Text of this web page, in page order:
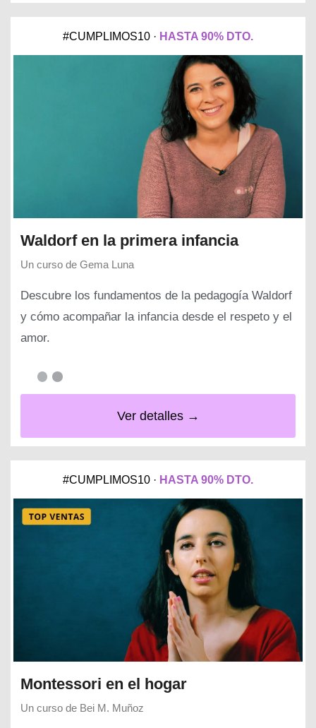
#CUMPLIMOS10 · HASTA 90% DTO.
Waldorf en la primera infancia
Un curso de Gema Luna
Descubre los fundamentos de la pedagogía Waldorf
y cómo acompañar la infancia desde el respeto y el
amor.
Ver detalles →
#CUMPLIMOS10 · HASTA 90% DTO.
Montessori en el hogar
Un curso de Bei M. Muñoz